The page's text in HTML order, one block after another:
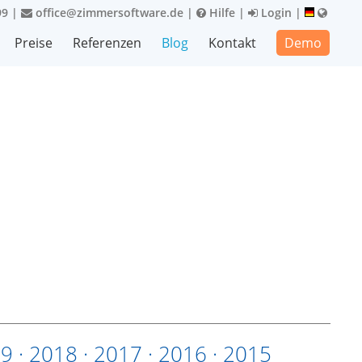
| office@zimmersoftware.de | Hilfe | Login |
Preise Referenzen Blog Kontakt Demo
· 2018 · 2017 · 2016 · 2015